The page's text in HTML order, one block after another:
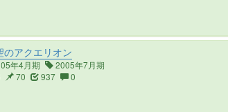
アクエリオン
年4月期
2005年7月期
70 937 0